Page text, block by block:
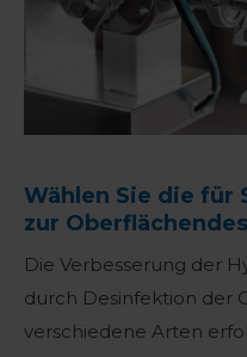
Wählen Sie die für
zur
Die Verbesserung der
durch Desinfektion der
verschiedene Arten